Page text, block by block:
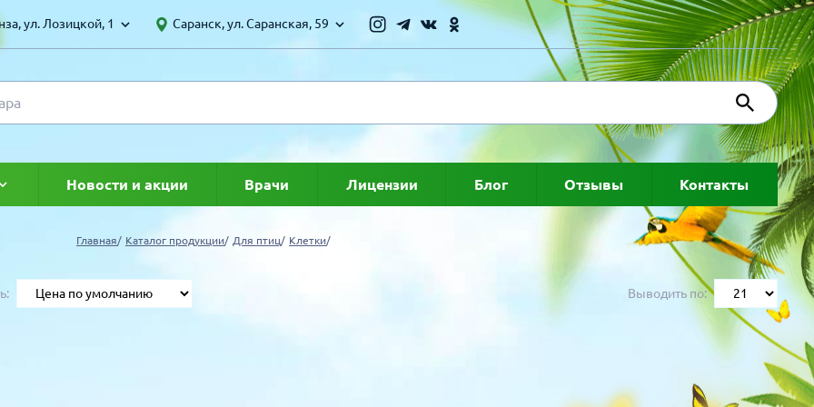
ул. Лозицкой, 1 Саранск, ул. Саранская, 59
Новости и акции Врачи Лицензии Блог Отзывы Контакты
Главная Каталог продукции Для птиц Клетки
ТОВАРЫ
ТОВАРОВ СО СКИДКОЙ
Выводить по: